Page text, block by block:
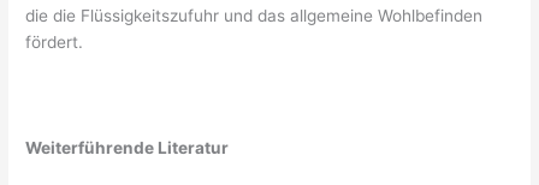
die die Flüssigkeitszufuhr und das allgemeine Wohlbefinden
fördert.
Weiterführende Literatur